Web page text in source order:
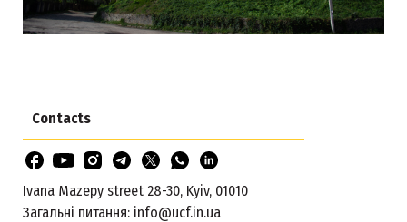
Contacts
Ivana Mazepy street 28-30, Kyiv, 01010
Загальні питання: info@ucf.in.ua